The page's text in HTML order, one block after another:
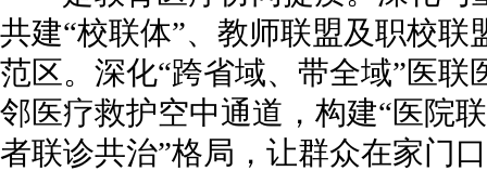
共建“校联体”、教师联盟及职校
范区。深化“跨省域、带全域”医
邻医疗救护空中通道，构建“医院
者联诊共治”格局，让群众在家门